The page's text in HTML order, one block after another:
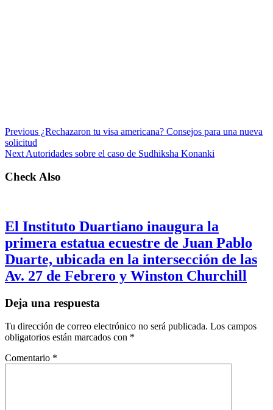
Previous ¿Rechazaron tu visa americana? Consejos para una nueva
solicitud
Next Autoridades sobre el caso de Sudhiksha Konanki
Check Also
El Instituto Duartiano inaugura la
primera estatua ecuestre de Juan Pablo
Duarte, ubicada en la intersección de las
Av. 27 de Febrero y Winston Churchill
Deja una respuesta
Tu dirección de correo electrónico no será publicada. Los campos
obligatorios están marcados con *
Comentario *